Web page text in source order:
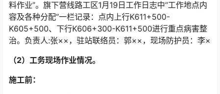
料作业”。旗下营线路工区1月19日工作日志中“工作地点内
容及各种分配”一栏记录：点内上行K611+500-
K605+500、下行K606+300-K611+500进行重点病害整
治。负责人:张××，驻站联络员：郭××，现场防护员：李×󠅅󠅃󠄵󠅂󠄪󠇖󠆨󠆨󠇕󠆞󠆒󠅬󠇘󠆭󠆘󠇙󠆝󠅵󠇗󠆭󠆁󠄐󠇗󠅹󠅸󠇖󠆍󠅳󠇖󠅹󠅰󠇖󠆌󠅹
（2）工务现场作业情况。
施工前：